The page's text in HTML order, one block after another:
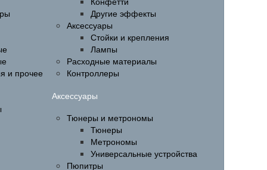
и прочее
Другие эффекты
Аксессуары
Стойки и крепления
Лампы
Расходные материалы
Контроллеры
Аксессуары
Тюнеры и метрономы
Тюнеры
Метрономы
Универсальные устройства
Пюпитры